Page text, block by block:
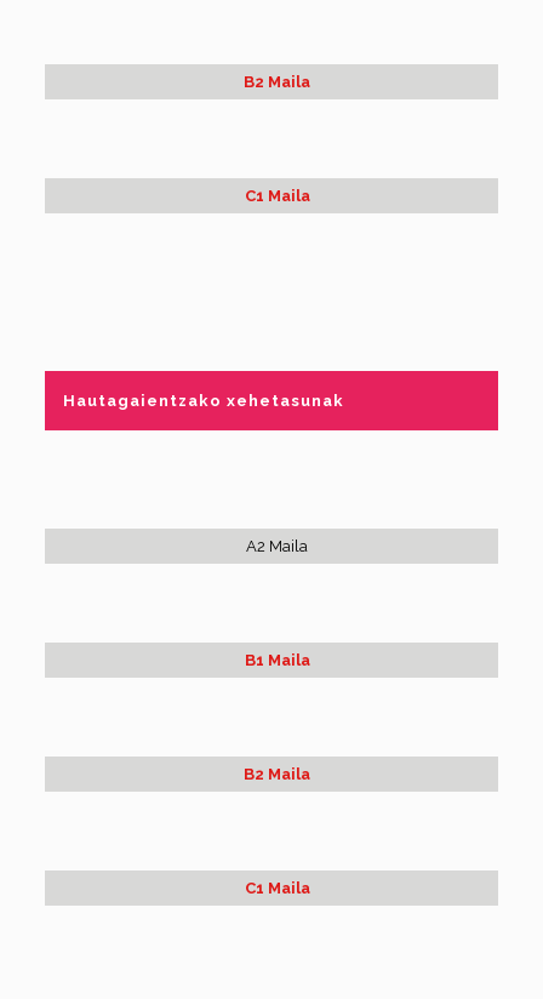
B2 Maila
C1 Maila
Hautagaientzako xehetasunak
A2 Maila
B1 Maila
B2 Maila
C1 Maila